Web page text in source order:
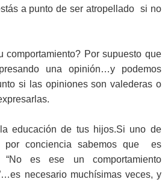
a punto de ser atropellado si no
comportamiento? Por supuesto que
una opinión…y podemos
si las opiniones son valederas o
educación de tus hijos.Si uno de
por conciencia sabemos que es
“No es ese un comportamiento
necesario muchísimas veces, y